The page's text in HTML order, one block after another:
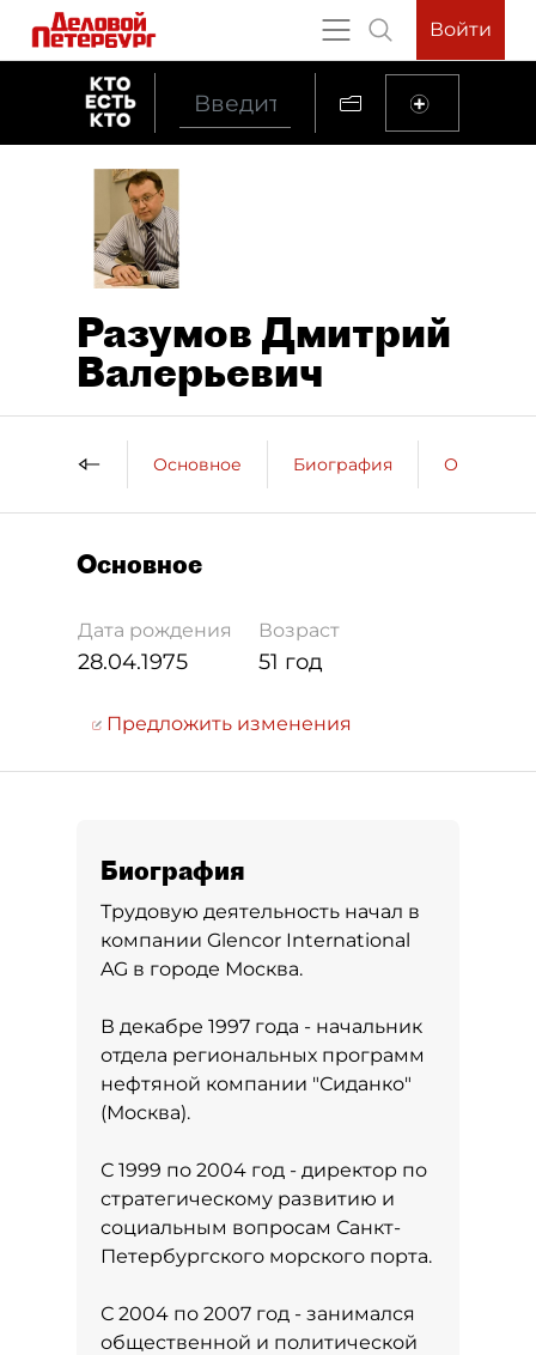
Войти
Разумов Дмитрий
Валерьевич
Основное Биография
Основное
Дата рождения
28.04.1975
Возраст
51 год
Предложить изменения
Биография
Трудовую деятельность начал в
компании Glencor International
AG в городе Москва.
В декабре 1997 года - начальник
отдела региональных программ
нефтяной компании "Сиданко"
(Москва).
С 1999 по 2004 год - директор по
стратегическому развитию и
социальным вопросам Санкт-
Петербургского морского порта.
С 2004 по 2007 год - занимался
общественной и политической